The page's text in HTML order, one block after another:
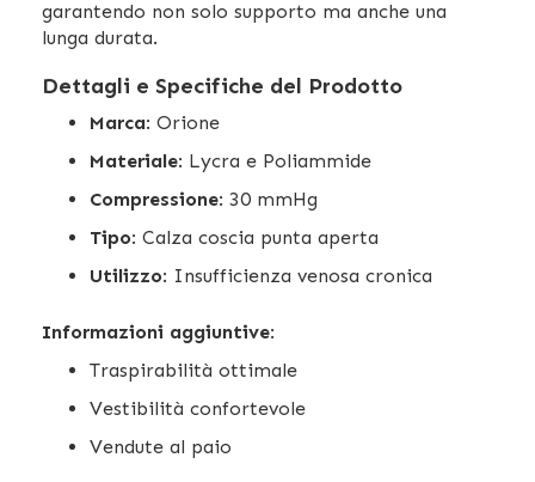
garantendo non solo supporto ma anche una
lunga durata.
Dettagli e Specifiche del Prodotto
Marca: Orione
Materiale: Lycra e Poliammide
Compressione: 30 mmHg
Tipo: Calza coscia punta aperta
Utilizzo: Insufficienza venosa cronica
Informazioni aggiuntive:
Traspirabilità ottimale
Vestibilità confortevole
Vendute al paio